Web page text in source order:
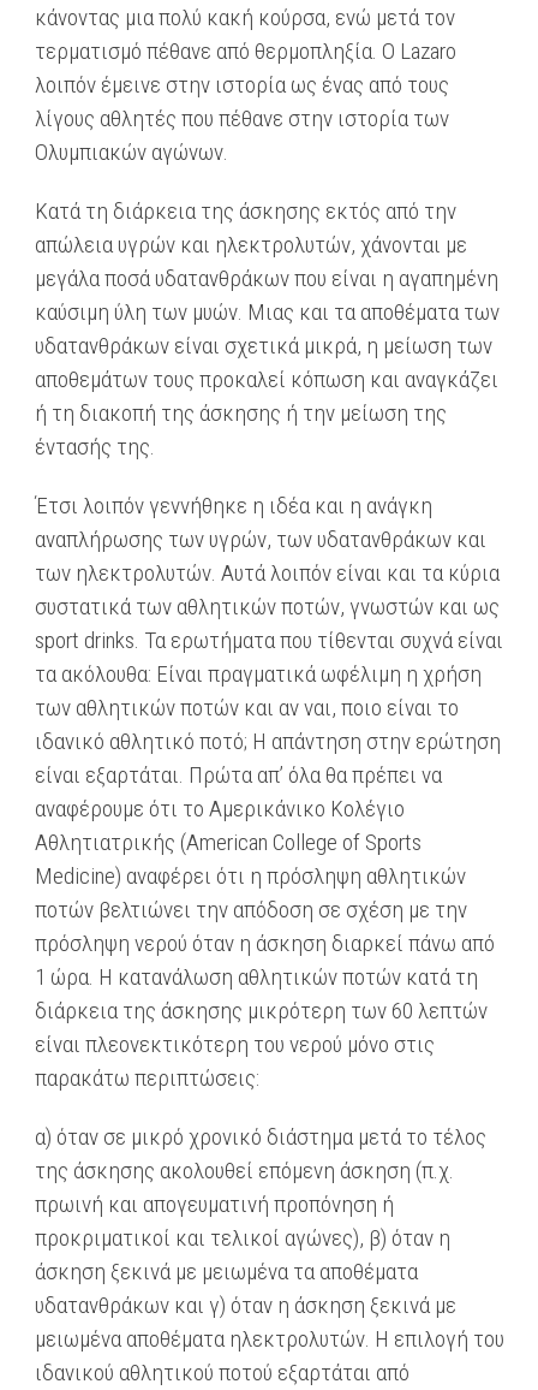
κάνοντας μια πολύ κακή κούρσα, ενώ μετά τον
τερματισμό πέθανε από θερμοπληξία. Ο Lazaro
λοιπόν έμεινε στην ιστορία ως ένας από τους
λίγους αθλητές που πέθανε στην ιστορία των
Ολυμπιακών αγώνων.
Κατά τη διάρκεια της άσκησης εκτός από την
απώλεια υγρών και ηλεκτρολυτών, χάνονται με
μεγάλα ποσά υδατανθράκων που είναι η αγαπημένη
καύσιμη ύλη των μυών. Μιας και τα αποθέματα των
υδατανθράκων είναι σχετικά μικρά, η μείωση των
αποθεμάτων τους προκαλεί κόπωση και αναγκάζει
ή τη διακοπή της άσκησης ή την μείωση της
έντασής της.
Έτσι λοιπόν γεννήθηκε η ιδέα και η ανάγκη
αναπλήρωσης των υγρών, των υδατανθράκων και
των ηλεκτρολυτών. Αυτά λοιπόν είναι και τα κύρια
συστατικά των αθλητικών ποτών, γνωστών και ως
sport drinks. Τα ερωτήματα που τίθενται συχνά είναι
τα ακόλουθα: Είναι πραγματικά ωφέλιμη η χρήση
των αθλητικών ποτών και αν ναι, ποιο είναι το
ιδανικό αθλητικό ποτό; Η απάντηση στην ερώτηση
είναι εξαρτάται. Πρώτα απ’ όλα θα πρέπει να
αναφέρουμε ότι το Αμερικάνικο Κολέγιο
Αθλητιατρικής (American College of Sports
Medicine) αναφέρει ότι η πρόσληψη αθλητικών
ποτών βελτιώνει την απόδοση σε σχέση με την
πρόσληψη νερού όταν η άσκηση διαρκεί πάνω από
1 ώρα. Η κατανάλωση αθλητικών ποτών κατά τη
διάρκεια της άσκησης μικρότερη των 60 λεπτών
είναι πλεονεκτικότερη του νερού μόνο στις
παρακάτω περιπτώσεις:
α) όταν σε μικρό χρονικό διάστημα μετά το τέλος
της άσκησης ακολουθεί επόμενη άσκηση (π.χ.
πρωινή και απογευματινή προπόνηση ή
προκριματικοί και τελικοί αγώνες), β) όταν η
άσκηση ξεκινά με μειωμένα τα αποθέματα
υδατανθράκων και γ) όταν η άσκηση ξεκινά με
μειωμένα αποθέματα ηλεκτρολυτών. Η επιλογή του
ιδανικού αθλητικού ποτού εξαρτάται από